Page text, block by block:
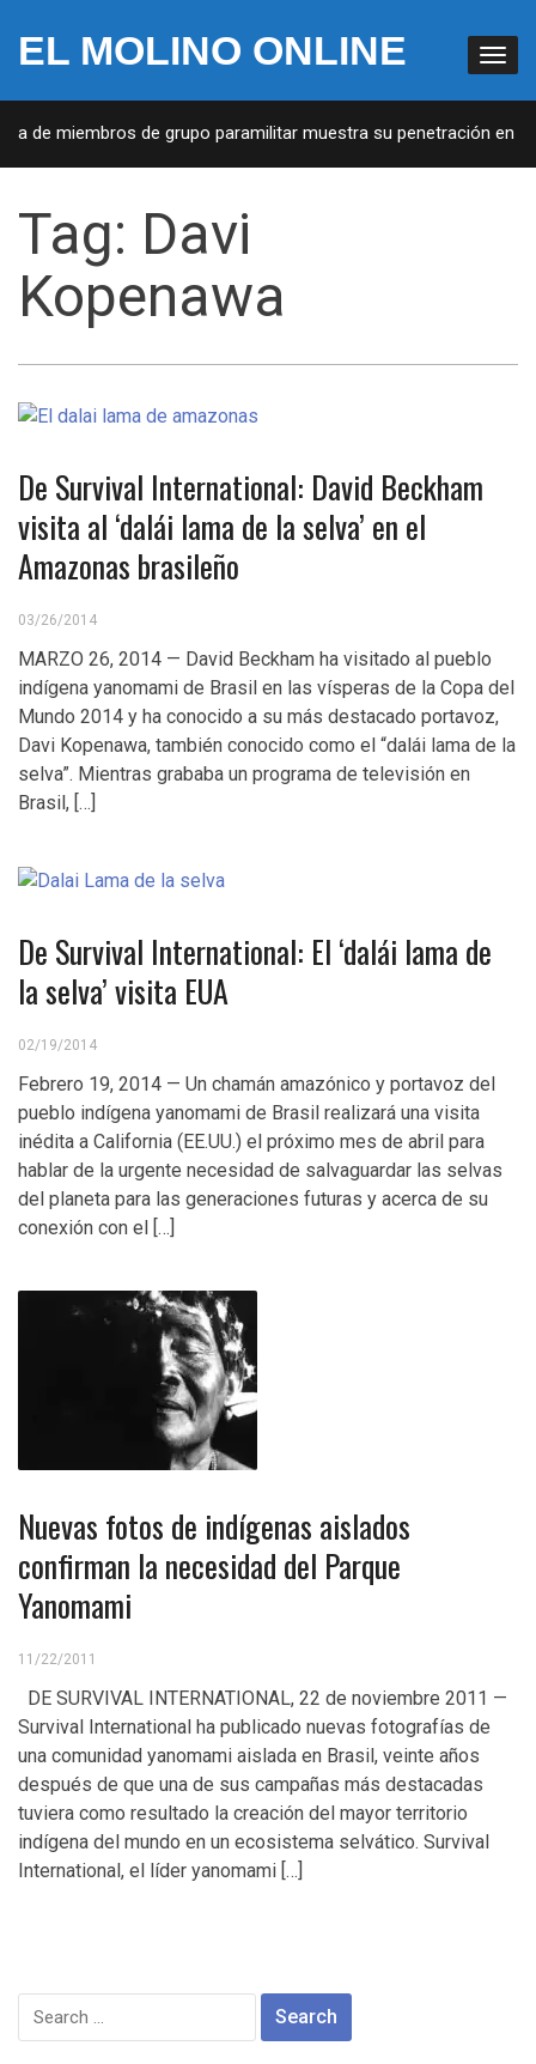
EL MOLINO ONLINE
de miembros de grupo paramilitar muestra su penetración en la
Tag: Davi
Kopenawa
De Survival International: David Beckham
visita al ‘dalái lama de la selva’ en el
Amazonas brasileño
03/26/2014
MARZO 26, 2014 — David Beckham ha visitado al pueblo
indígena yanomami de Brasil en las vísperas de la Copa del
Mundo 2014 y ha conocido a su más destacado portavoz,
Davi Kopenawa, también conocido como el “dalái lama de la
selva”. Mientras grababa un programa de televisión en
Brasil, […]
De Survival International: El ‘dalái lama de
la selva’ visita EUA
02/19/2014
Febrero 19, 2014 — Un chamán amazónico y portavoz del
pueblo indígena yanomami de Brasil realizará una visita
inédita a California (EE.UU.) el próximo mes de abril para
hablar de la urgente necesidad de salvaguardar las selvas
del planeta para las generaciones futuras y acerca de su
conexión con el […]
Nuevas fotos de indígenas aislados
confirman la necesidad del Parque
Yanomami
11/22/2011
DE SURVIVAL INTERNATIONAL, 22 de noviembre 2011 —
Survival International ha publicado nuevas fotografías de
una comunidad yanomami aislada en Brasil, veinte años
después de que una de sus campañas más destacadas
tuviera como resultado la creación del mayor territorio
indígena del mundo en un ecosistema selvático. Survival
International, el líder yanomami […]
Search